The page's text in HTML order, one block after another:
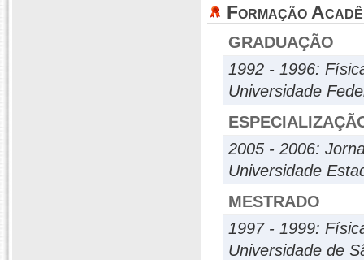
Formação
GRADUAÇÃO
1992 - 1996:
Universidade
2005 - 2006:
Universidade
MESTRADO
1997 - 1999:
Universidade de